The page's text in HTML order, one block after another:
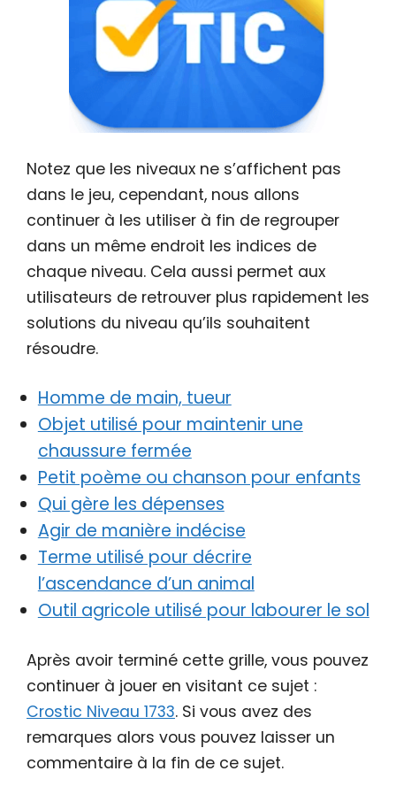
Notez que les niveaux ne s’affichent pas
dans le jeu, cependant, nous allons
continuer à les utiliser à fin de regrouper
dans un même endroit les indices de
chaque niveau. Cela aussi permet aux
utilisateurs de retrouver plus rapidement les
solutions du niveau qu’ils souhaitent
résoudre.
Homme de main, tueur
Objet utilisé pour maintenir une
chaussure fermée
Petit poème ou chanson pour enfants
Qui gère les dépenses
Agir de manière indécise
Terme utilisé pour décrire
l’ascendance d’un animal
Outil agricole utilisé pour labourer le sol
Après avoir terminé cette grille, vous pouvez
continuer à jouer en visitant ce sujet :
Crostic Niveau 1733. Si vous avez des
remarques alors vous pouvez laisser un
commentaire à la fin de ce sujet.